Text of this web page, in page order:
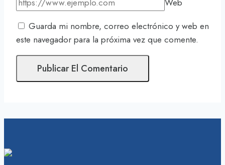
Web
Guarda mi nombre, correo electrónico y web en
este navegador para la próxima vez que comente.